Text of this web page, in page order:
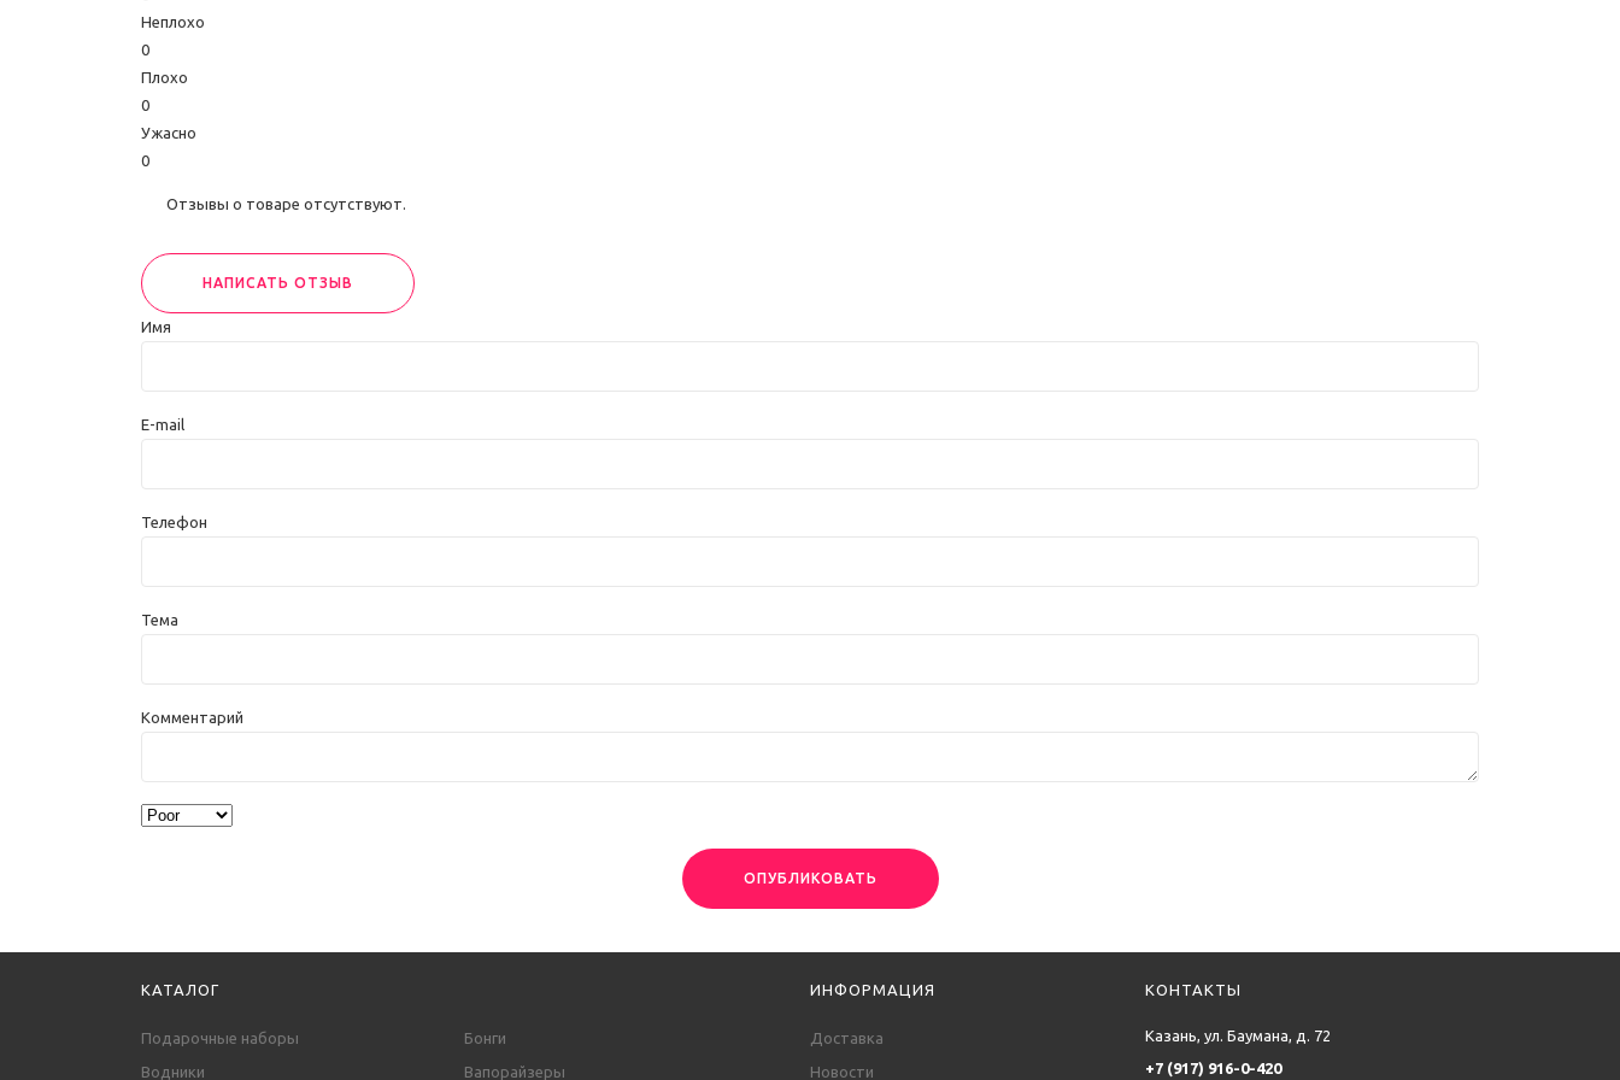
Неплохо
0
Плохо
0
Ужасно
0
Отзывы о товаре отсутствуют.
НАПИСАТЬ ОТЗЫВ
Имя
E-mail
Телефон
Тема
Комментарий
ОПУБЛИКОВАТЬ
КАТАЛОГ
Подарочные наборы
Бонги
Водники
Вапорайзеры
ИНФОРМАЦИЯ
Доставка
Новости
КОНТАКТЫ
Казань, ул. Баумана, д. 72
+7 (917) 916-0-420